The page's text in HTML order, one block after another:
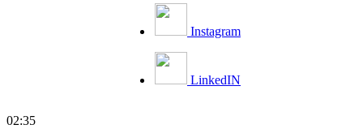
Instagram
LinkedIN
02:35